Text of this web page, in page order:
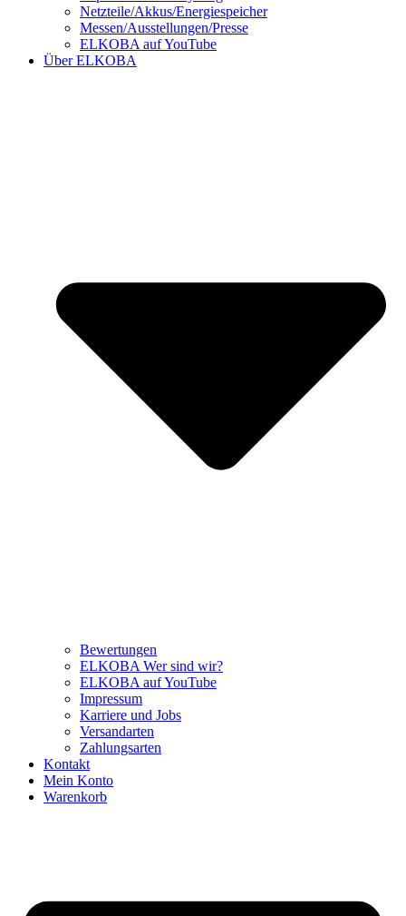
Netzteile/Akkus/Energiespeicher
Messen/Ausstellungen/Presse
ELKOBA auf YouTube
Über ELKOBA
Bewertungen
ELKOBA Wer sind wir?
ELKOBA auf YouTube
Impressum
Karriere und Jobs
Versandarten
Zahlungsarten
Kontakt
Mein Konto
Warenkorb